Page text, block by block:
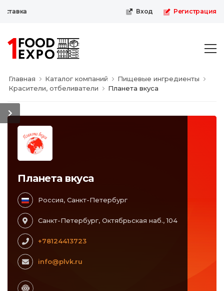
Вход Регистрация
Главная Каталог компаний
Пищевые ингредиенты
Красители, отбеливатели
Планета вкуса
Планета вкуса
Россия, Санкт-Петербург
Санкт-Петербург, Октябрьская наб., 104
+78124413723
info@plvk.ru